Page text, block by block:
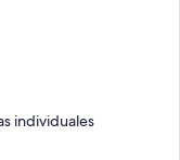
individuales